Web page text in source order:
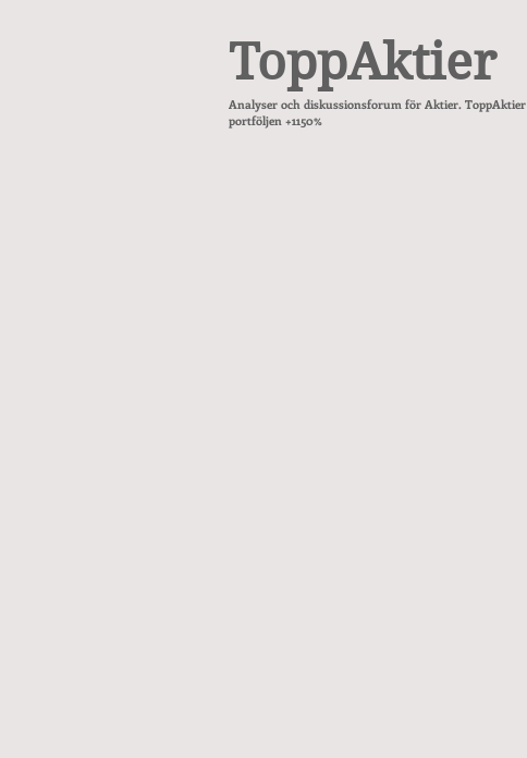
ToppAktier
Analyser och diskussionsforum för Aktier. ToppAktier
portföljen +1150%